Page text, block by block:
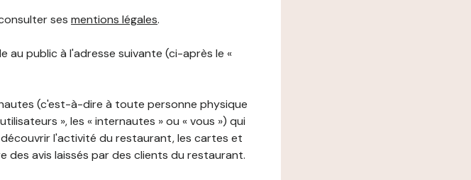
ses mentions légales.
public à l'adresse suivante (ci-après le «
(c'est-à-dire à toute personne physique
», les « internautes » ou « vous ») qui
l'activité du restaurant, les cartes et
des avis laissés par des clients du restaurant.